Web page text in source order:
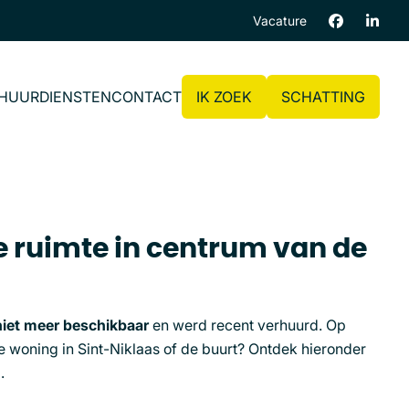
Vacature
DIENSTENCONTACT IK ZOEK SCHATTING
ruimte in centrum van de
meer beschikbaaren werd recent verhuurd. Op
woning in Sint-Niklaas of de buurt? Ontdek hieronder